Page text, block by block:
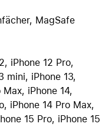
MagSafe
iPhone 12 Pro,
mini, iPhone 13,
iPhone 14,
iPhone 14 Pro Max,
15 Pro, iPhone 15